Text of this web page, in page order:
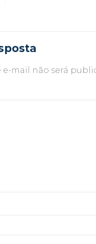
e-mail não será